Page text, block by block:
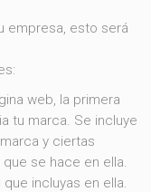
empresa, esto será
web, la primera
tu marca. Se incluye
y ciertas
se hace en ella.
incluyas en ella.